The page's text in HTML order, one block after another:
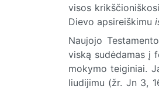
visos
Dievo apsireiškimu
Naujojo
viską sudėdamas į
mokymo teiginiai.
liudijimu (žr. Jn 3,